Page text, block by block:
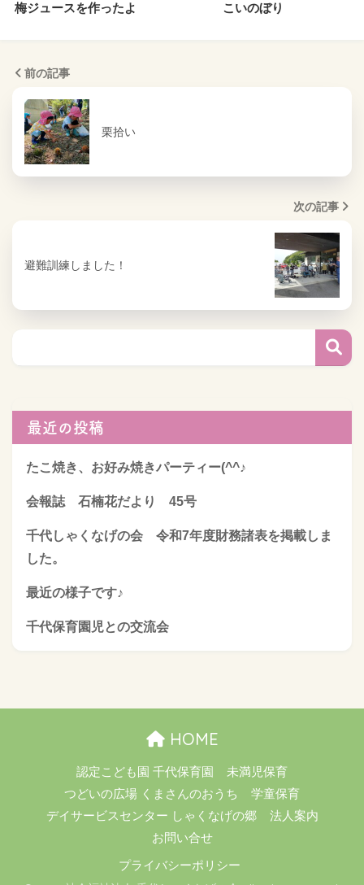
梅ジュースを作ったよ こいのぼり
前の記事
栗拾い
次の記事
避難訓練しました！
最近の投稿
たこ焼き、お好み焼きパーティー(^^♪
会報誌 石楠花だより 45号
千代しゃくなげの会 令和7年度財務諸表を掲載しま
した。
最近の様子です♪
千代保育園児との交流会
HOME
認定こども園 千代保育園
未満児保育
つどいの広場 くまさんのおうち
学童保育
デイサービスセンター しゃくなげの郷
法人案内
お問い合せ
プライバシーポリシー